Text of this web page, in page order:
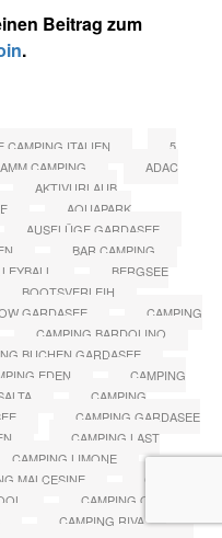
Beitrag zum
.
CAMPING ITALIEN
5
CAMPING
ADAC
AKTIVURLAUB
AQUAPARK
AUSFLÜGE GARDASEE
BAR CAMPING
BERGSEE
BOOTSVERLEIH
GARDASEE
CAMPING
CAMPING BARDOLINO
BUCHEN GARDASEE
EDEN
CAMPING
CAMPING
CAMPING GARDASEE
CAMPING LAST
CAMPING LIMONE
MALCESINE
CAMPING
CAMPING OSTUFER
CAMPING RIVA